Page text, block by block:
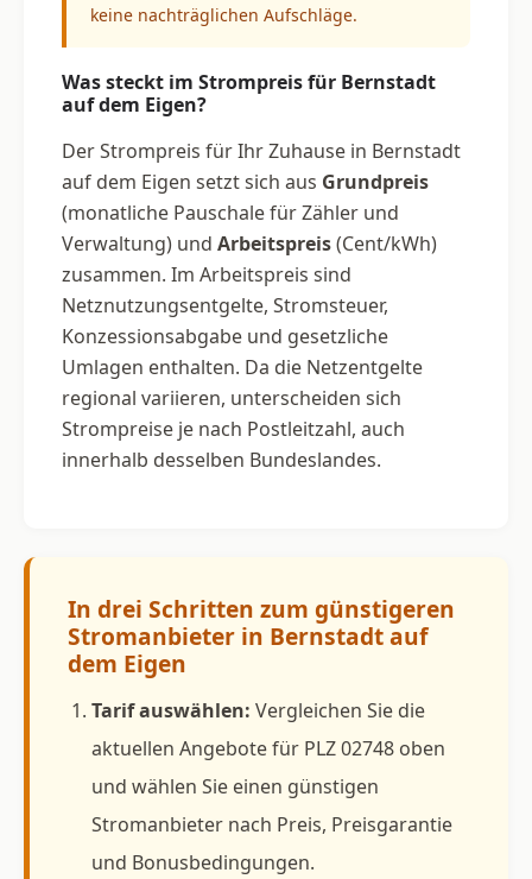
keine nachträglichen Aufschläge.
Was steckt im Strompreis für Bernstadt
auf dem Eigen?
Der Strompreis für Ihr Zuhause in Bernstadt
auf dem Eigen setzt sich aus Grundpreis
(monatliche Pauschale für Zähler und
Verwaltung) und Arbeitspreis(Cent/kWh)
zusammen. Im Arbeitspreis sind
Netznutzungsentgelte, Stromsteuer,
Konzessionsabgabe und gesetzliche
Umlagen enthalten. Da die Netzentgelte
regional variieren, unterscheiden sich
Strompreise je nach Postleitzahl, auch
innerhalb desselben Bundeslandes.
In drei Schritten zum günstigeren
Stromanbieter in Bernstadt auf
dem Eigen
Tarif auswählen: Vergleichen Sie die
aktuellen Angebote für PLZ 02748 oben
und wählen Sie einen günstigen
Stromanbieter nach Preis, Preisgarantie
und Bonusbedingungen.